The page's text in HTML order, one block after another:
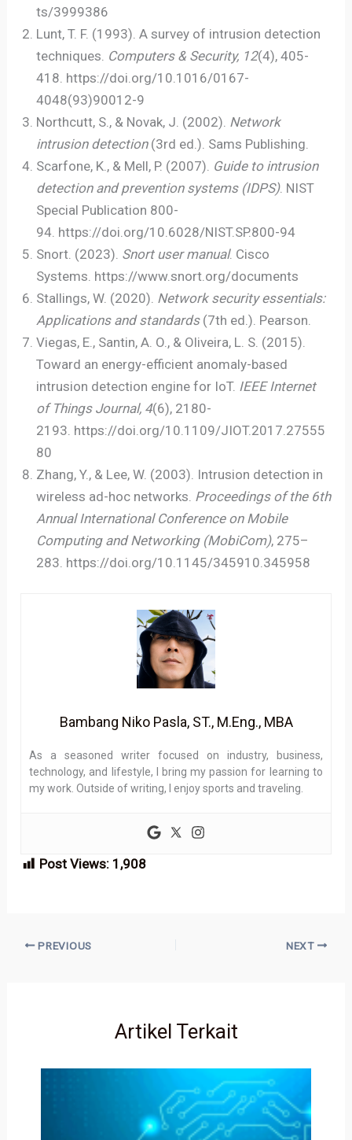
ts/3999386
Lunt, T. F. (1993). A survey of intrusion detection
techniques. Computers & Security, 12(4), 405-
418. https://doi.org/10.1016/0167-
4048(93)90012-9
Northcutt, S., & Novak, J. (2002). Network
intrusion detection(3rd ed.). Sams Publishing.
Scarfone, K., & Mell, P. (2007). Guide to intrusion
detection and prevention systems (IDPS). NIST
Special Publication 800-
94. https://doi.org/10.6028/NIST.SP.800-94
Snort. (2023). Snort user manual. Cisco
Systems. https://www.snort.org/documents
Stallings, W. (2020). Network security essentials:
Applications and standards(7th ed.). Pearson.
Viegas, E., Santin, A. O., & Oliveira, L. S. (2015).
Toward an energy-efficient anomaly-based
intrusion detection engine for IoT. IEEE Internet
of Things Journal, 4(6), 2180-
2193. https://doi.org/10.1109/JIOT.2017.27555
80
Zhang, Y., & Lee, W. (2003). Intrusion detection in
wireless ad-hoc networks. Proceedings of the 6th
Annual International Conference on Mobile
Computing and Networking (MobiCom), 275–
283. https://doi.org/10.1145/345910.345958
Bambang Niko Pasla, ST., M.Eng., MBA
As a seasoned writer focused on industry, business,
technology, and lifestyle, I bring my passion for learning to
my work. Outside of writing, I enjoy sports and traveling.
Post Views: 1,908
PREVIOUS NEXT
Artikel Terkait